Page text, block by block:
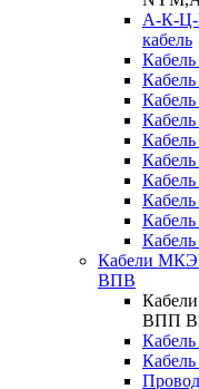
А-К-
кабель
Кабели
ВПВ
ВПП